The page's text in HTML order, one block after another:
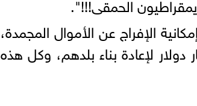
الإفراج عن الأموال المجمدة،
العقوبات، وصندوق كبير بقيمة 300 مليار دولار لإعادة بناء بلدهم، وكل هذه